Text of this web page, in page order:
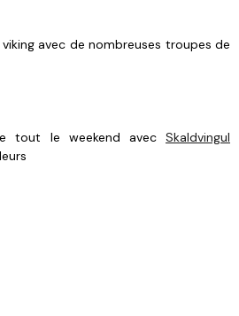
avec de nombreuses troupes de
tout le weekend avec Skaldvingul